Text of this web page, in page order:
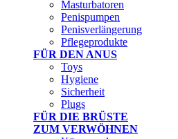
Masturbatoren
Penispumpen
Penisverlängerung
Pflegeprodukte
FÜR DEN ANUS
Toys
Hygiene
Sicherheit
Plugs
FÜR DIE BRÜSTE
ZUM VERWÖHNEN